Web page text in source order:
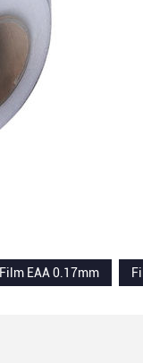
Film EAA 0.17mm